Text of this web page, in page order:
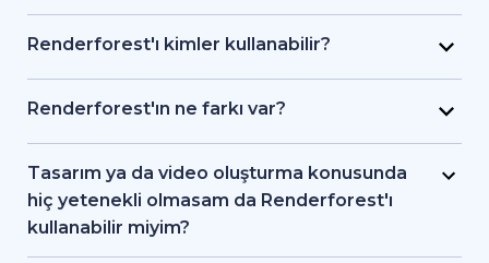
Renderforest'ı kimler kullanabilir?
Renderforest kaliteli videoları hızlıca elde etmek
isteyen bireysel kullanıcılar ve ekipler için
çalışan freelancer'lar ve içerik üreticileri
Renderforest sayesinde bir prodüksiyon ekibi
tutmadan markalı videolar, eğitici içerikler ya da
Renderforest'ın ne farkı var?
Renderforest çeşitli AI ve video üretim
modellerini aynı platformda bir araya getiriyor.
Kullanıcılar bu sayede yazıdan, stok
görüntülerden ya da AI araçlarıyla video ve
Tasarım ya da video oluşturma konusunda
hiç yetenekli olmasam da Renderforest'ı
kullanabilir miyim?
Evet. Renderforest 1.200'den fazla şablon, AI